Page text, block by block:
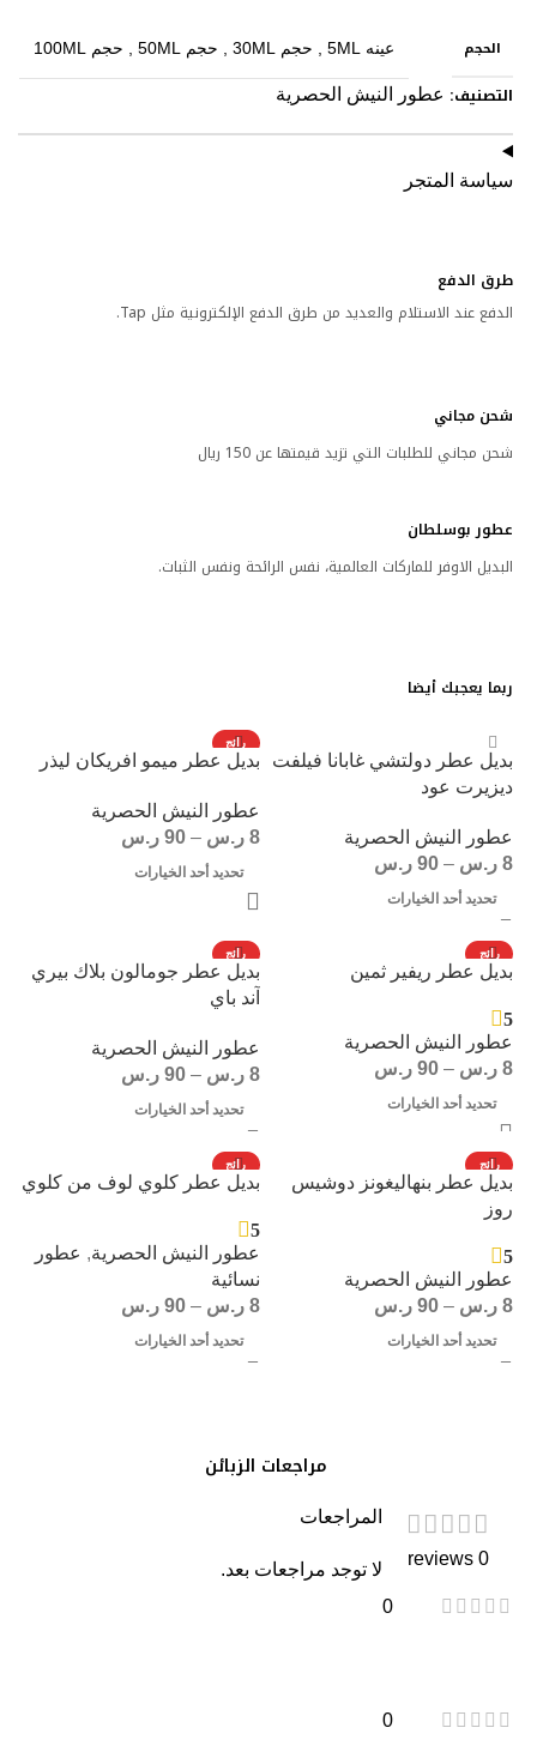
الحجم عينه 5ML , حجم 30ML , حجم 50ML , حجم 100ML
التصنيف: عطور النيش الحصرية
سياسة المتجر
طرق الدفع
الدفع عند الاستلام والعديد من طرق الدفع الإلكترونية مثل Tap.
شحن مجاني
شحن مجاني للطلبات التي تزيد قيمتها عن 150 ريال
عطور بوسلطان
البديل الاوفر للماركات العالمية، نفس الرائحة ونفس الثبات.
ربما يعجبك أيضا
بديل عطر دولتشي غابانا فيلفت
ديزيرت عود
عطور النيش الحصرية
8 ر.س –
90 ر.س
تحديد أحد الخيارات
رائج
بديل عطر ميمو افريكان ليذر
عطور النيش الحصرية
8 ر.س –
90 ر.س
تحديد أحد الخيارات
رائج
بديل عطر ريفير ثمين
5
عطور النيش الحصرية
8 ر.س –
90 ر.س
تحديد أحد الخيارات
رائج
بديل عطر جومالون بلاك بيري
آند باي
عطور النيش الحصرية
8 ر.س –
90 ر.س
تحديد أحد الخيارات
رائج
بديل عطر بنهاليغونز دوشيس
روز
5
عطور النيش الحصرية
8 ر.س –
90 ر.س
تحديد أحد الخيارات
رائج
بديل عطر كلوي لوف من كلوي
5
عطور النيش الحصرية, عطور
نسائية
8 ر.س –
90 ر.س
تحديد أحد الخيارات
مراجعات الزبائن
0 reviews
0
0
المراجعات
لا توجد مراجعات بعد.